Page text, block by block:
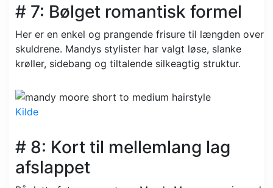
# 7: Bølget romantisk formel
Her er en enkel og prangende frisure til længden over
skuldrene. Mandys stylister har valgt løse, slanke
krøller, sidebang og tiltalende silkeagtig struktur.
Kilde
# 8: Kort til mellemlang lag
afslappet